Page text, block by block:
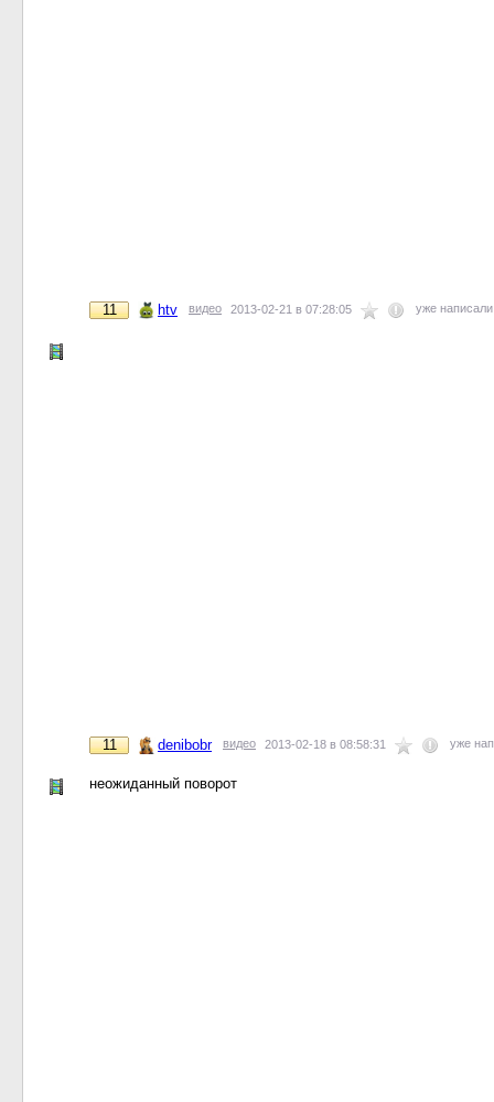
11 htv видео 2013-02-21 в 07:28:05 уже
11 denibobr видео 2013-02-18 в 08:58:31 уже
неожиданный поворот